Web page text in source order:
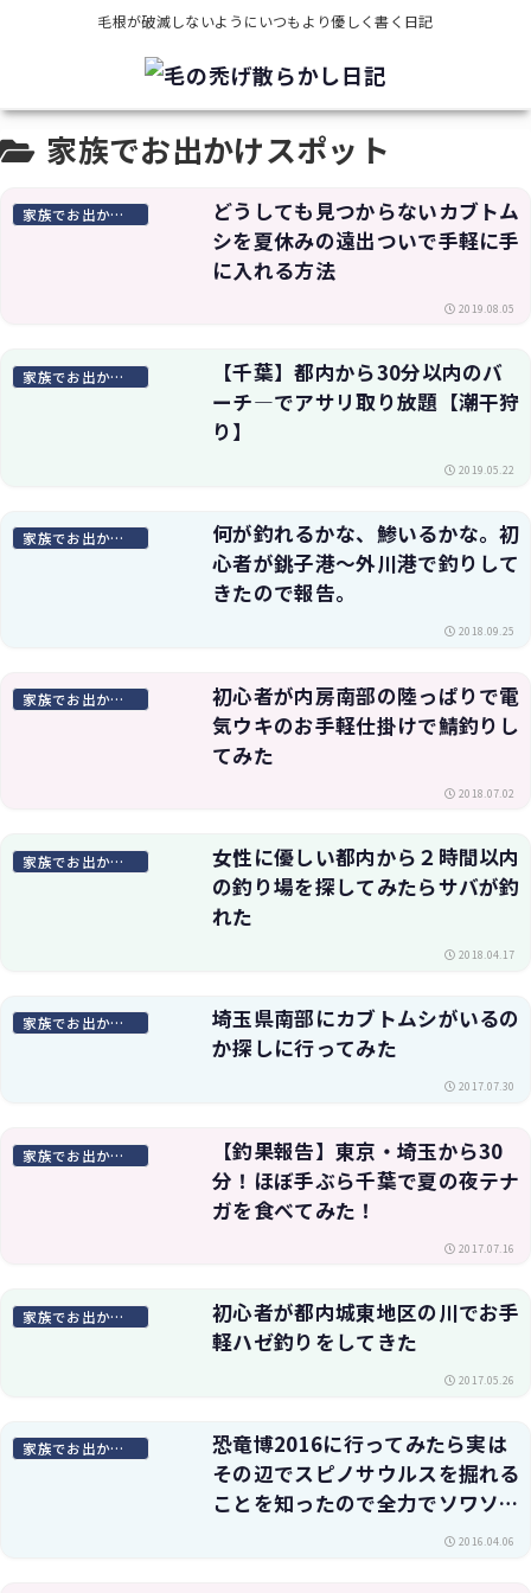
毛根が破滅しないようにいつもより優しく書く日記
家族でお出かけスポット
家族でお出かけスポット
どうしても見つからないカブトム
シを夏休みの遠出ついで手軽に手
に入れる方法
2019.08.05
家族でお出かけスポット
【千葉】都内から30分以内のバ
ーチ―でアサリ取り放題【潮干狩
り】
2019.05.22
家族でお出かけスポット
何が釣れるかな、鯵いるかな。初
心者が銚子港〜外川港で釣りして
きたので報告。
2018.09.25
家族でお出かけスポット
初心者が内房南部の陸っぱりで電
気ウキのお手軽仕掛けで鯖釣りし
てみた
2018.07.02
家族でお出かけスポット
女性に優しい都内から２時間以内
の釣り場を探してみたらサバが釣
れた
2018.04.17
家族でお出かけスポット
埼玉県南部にカブトムシがいるの
か探しに行ってみた
2017.07.30
家族でお出かけスポット
【釣果報告】東京・埼玉から30
分！ほぼ手ぶら千葉で夏の夜テナ
ガを食べてみた！
2017.07.16
家族でお出かけスポット
初心者が都内城東地区の川でお手
軽ハゼ釣りをしてきた
2017.05.26
家族でお出かけスポット
恐竜博2016に行ってみたら実は
その辺でスピノサウルスを掘れる
ことを知ったので全力でソワソワ
2016.04.06